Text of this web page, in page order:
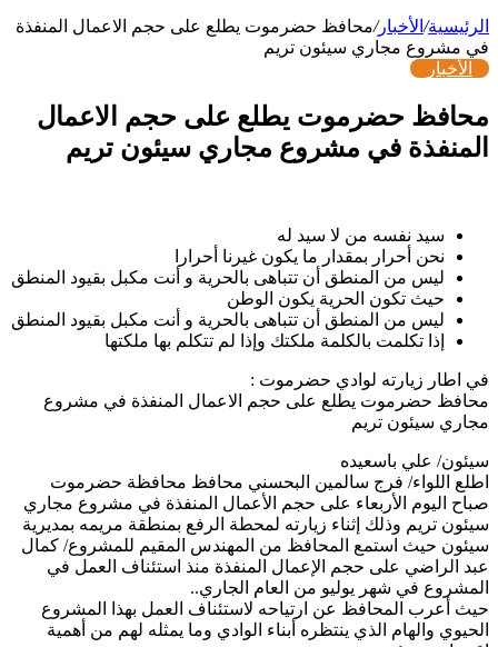
الرئيسية/ الأخبار/محافظ حضرموت يطلع على حجم الاعمال المنفذة
في مشروع مجاري سيئون تريم
الأخبار
محافظ حضرموت يطلع على حجم الاعمال
المنفذة في مشروع مجاري سيئون تريم
سيد نفسه من لا سيد له
نحن أحرار بمقدار ما يكون غيرنا أحرارا
ليس من المنطق أن تتباهى بالحرية و أنت مكبل بقيود المنطق
حيث تكون الحرية يكون الوطن
ليس من المنطق أن تتباهى بالحرية و أنت مكبل بقيود المنطق
إذا تكلمت بالكلمة ملكتك وإذا لم تتكلم بها ملكتها
في اطار زيارته لوادي حضرموت :
محافظ حضرموت يطلع على حجم الاعمال المنفذة في مشروع
مجاري سيئون تريم
سيئون/ علي باسعيده
اطلع اللواء/ فرج سالمين البحسني محافظ محافظة حضرموت
صباح اليوم الأربعاء على حجم الأعمال المنفذة في مشروع مجاري
سيئون تريم وذلك إثناء زيارته لمحطة الرفع بمنطقة مريمه بمديرية
سيئون حيث استمع المحافظ من المهندس المقيم للمشروع/ كمال
عبد الراضي على حجم الإعمال المنفذة منذ استئناف العمل في
المشروع في شهر يوليو من العام الجاري..
حيث أعرب المحافظ عن ارتياحه لاستئناف العمل بهذا المشروع
الحيوي والهام الذي ينتظره أبناء الوادي وما يمثله لهم من أهمية